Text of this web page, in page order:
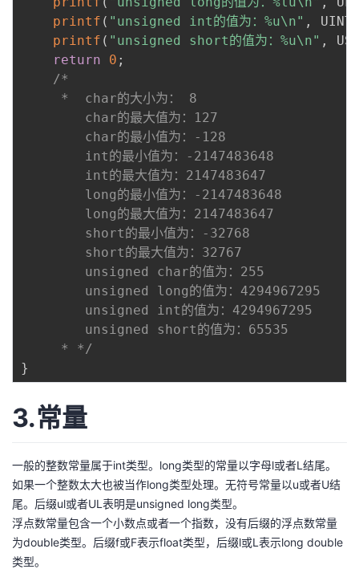
printf ( "unsigned int的值为：%u\n" ,
printf ( "unsigned short的值为：%u\n" ,
return
0 ;
/*
     *  char的大小为： 8
        char的最大值为：127
        char的最小值为：-128
        int的最小值为：-2147483648
        int的最大值为：2147483647
        long的最小值为：-2147483648
        long的最大值为：2147483647
        short的最小值为：-32768
        short的最大值为：32767
        unsigned char的值为：255
        unsigned long的值为：4294967295
        unsigned int的值为：4294967295
        unsigned short的值为：65535
     * */
}
3.常量
一般的整数常量属于int类型。long类型的常量以字母l或者L结尾。
如果一个整数太大也被当作long类型处理。无符号常量以u或者U结
尾。后缀ul或者UL表明是unsigned long类型。
浮点数常量包含一个小数点或者一个指数，没有后缀的浮点数常量
为double类型。后缀f或F表示float类型，后缀l或L表示long double
类型。